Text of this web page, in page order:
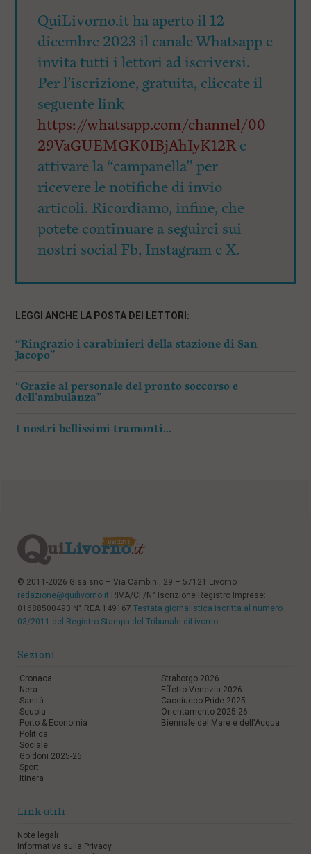
QuiLivorno.it ha aperto il 12
dicembre 2023 il canale Whatsapp e
invita tutti i lettori ad iscriversi.
Per l’iscrizione, gratuita, cliccate il
seguente link
https://whatsapp.com/channel/00
29VaGUEMGK0IBjAhIyK12Re
attivare la “campanella” per
ricevere le notifiche di invio
articoli. Ricordiamo, infine, che
potete continuare a seguirci sui
nostri social Fb, Instagram e X.
LEGGI ANCHE LA POSTA DEI LETTORI:
“Ringrazio i carabinieri della stazione di San
Jacopo”
“Grazie al personale del pronto soccorso e
dell’ambulanza”
I nostri bellissimi tramonti…
© 2011-2026 Gisa snc – Via Cambini, 29 – 57121 Livorno
redazione@quilivorno.it P.IVA/CF/N° Iscrizione Registro Imprese:
01688500493 N° REA 149167 Testata giornalistica iscritta al numero
03/2011 del Registro Stampa del Tribunale diLivorno
Sezioni
Cronaca
Nera
Sanità
Scuola
Porto & Economia
Politica
Sociale
Goldoni 2025-26
Sport
Itinera
Straborgo 2026
Effetto Venezia 2026
Cacciucco Pride 2025
Orientamento 2025-26
Biennale del Mare e dell'Acqua
Link utili
Note legali
Informativa sulla Privacy